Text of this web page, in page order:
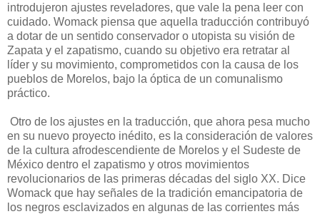
introdujeron ajustes reveladores, que vale la pena leer con
cuidado. Womack piensa que aquella traducción contribuyó
a dotar de un sentido conservador o utopista su visión de
Zapata y el zapatismo, cuando su objetivo era retratar al
líder y su movimiento, comprometidos con la causa de los
pueblos de Morelos, bajo la óptica de un comunalismo
práctico.
Otro de los ajustes en la traducción, que ahora pesa mucho
en su nuevo proyecto inédito, es la consideración de valores
de la cultura afrodescendiente de Morelos y el Sudeste de
México dentro el zapatismo y otros movimientos
revolucionarios de las primeras décadas del siglo XX. Dice
Womack que hay señales de la tradición emancipatoria de
los negros esclavizados en algunas de las corrientes más